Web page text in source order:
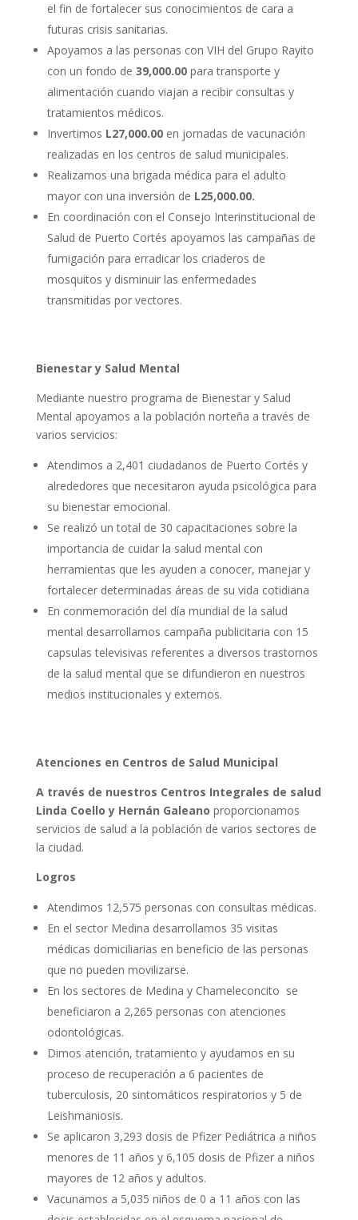
el fin de fortalecer sus conocimientos de cara a
futuras crisis sanitarias.
Apoyamos a las personas con VIH del Grupo Rayito
con un fondo de 39,000.00para transporte y
alimentación cuando viajan a recibir consultas y
tratamientos médicos.
Invertimos L27,000.00en jornadas de vacunación
realizadas en los centros de salud municipales.
Realizamos una brigada médica para el adulto
mayor con una inversión de L25,000.00.
En coordinación con el Consejo Interinstitucional de
Salud de Puerto Cortés apoyamos las campañas de
fumigación para erradicar los criaderos de
mosquitos y disminuir las enfermedades
transmitidas por vectores.
Bienestar y Salud Mental
Mediante nuestro programa de Bienestar y Salud
Mental apoyamos a la población norteña a través de
varios servicios:
Atendimos a 2,401 ciudadanos de Puerto Cortés y
alrededores que necesitaron ayuda psicológica para
su bienestar emocional.
Se realizó un total de 30 capacitaciones sobre la
importancia de cuidar la salud mental con
herramientas que les ayuden a conocer, manejar y
fortalecer determinadas áreas de su vida cotidiana
En conmemoración del día mundial de la salud
mental desarrollamos campaña publicitaria con 15
capsulas televisivas referentes a diversos trastornos
de la salud mental que se difundieron en nuestros
medios institucionales y externos.
Atenciones en Centros de Salud Municipal
A través de nuestros Centros Integrales de salud
Linda Coello y Hernán Galeano proporcionamos
servicios de salud a la población de varios sectores de
la ciudad.
Logros
Atendimos 12,575 personas con consultas médicas.
En el sector Medina desarrollamos 35 visitas
médicas domiciliarias en beneficio de las personas
que no pueden movilizarse.
En los sectores de Medina y Chameleconcito se
beneficiaron a 2,265 personas con atenciones
odontológicas.
Dimos atención, tratamiento y ayudamos en su
proceso de recuperación a 6 pacientes de
tuberculosis, 20 sintomáticos respiratorios y 5 de
Leishmaniosis.
Se aplicaron 3,293 dosis de Pfizer Pediátrica a niños
menores de 11 años y 6,105 dosis de Pfizer a niños
mayores de 12 años y adultos.
Vacunamos a 5,035 niños de 0 a 11 años con las